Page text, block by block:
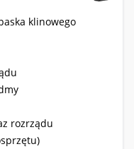
klinowego
rozrządu